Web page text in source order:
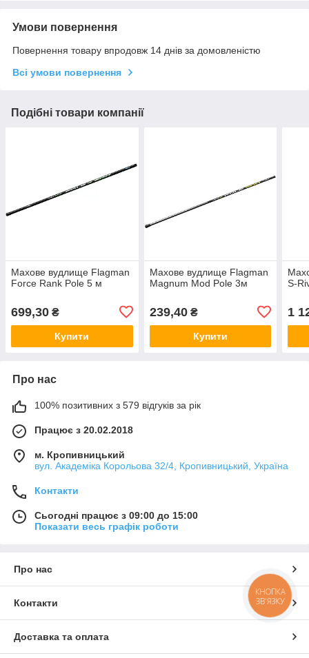
Умови повернення
Повернення товару впродовж 14 днів за домовленістю
Всі умови повернення
Подібні товари компанії
Махове вудлище Flagman
Force Rank Pole 5 м
699,30 ₴
Купити
Махове вудлище Flagman
Magnum Mod Pole 3м
239,40₴
Купити
S-
1
Про нас
100% позитивних з 579 відгуків за рік
Працює з 20.02.2018
м. Кропивницький
вул. Академіка Корольова 32/4, Кропивницький, Україна
Контакти
Сьогодні працює з 09:00 до 15:00
Показати весь графік роботи
Про нас
Контакти
Доставка та оплата
КНОПКА
ЗВ'ЯЗКУ